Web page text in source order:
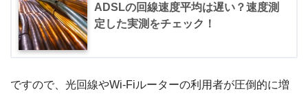
ADSLの回線速度平均は遅い？速度測
定した実測をチェック！
ですので、光回線やWi-Fiルーターの利用者が圧倒的に増